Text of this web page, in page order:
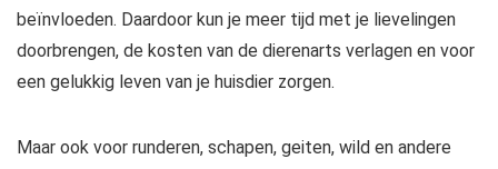
beïnvloeden. Daardoor kun je meer tijd met je lievelingen
doorbrengen, de kosten van de dierenarts verlagen en voor
een gelukkig leven van je huisdier zorgen.
Maar ook voor runderen, schapen, geiten, wild en andere